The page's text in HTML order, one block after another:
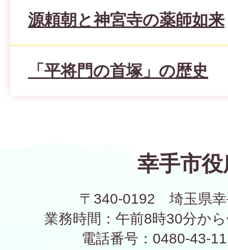
源頼朝と神宮寺の薬師如来
「平将門の首塚」の歴史
幸手市役
〒340-0192 埼玉県幸
業務時間：午前8時30分か
電話番号：0480-43-